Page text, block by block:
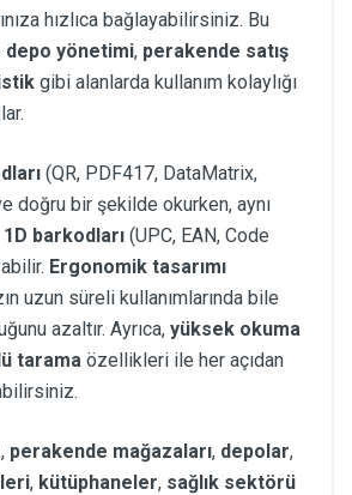
hızlıca bağlayabilirsiniz. Bu
depo yönetimi, perakende satış
gibi alanlarda kullanım kolaylığı
(QR, PDF417, DataMatrix,
doğru bir şekilde okurken, aynı
1D barkodları (UPC, EAN, Code
Ergonomik tasarımı
uzun süreli kullanımlarında bile
azaltır. Ayrıca, yüksek okuma
tarama özellikleri ile her açıdan
perakende mağazaları, depolar,
, kütüphaneler, sağlık sektörü